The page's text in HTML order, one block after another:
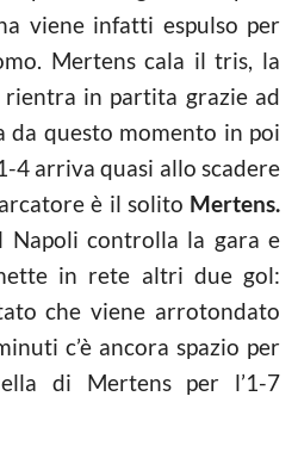
viene infatti espulso per
Mertens cala il tris, la
in partita grazie ad
da questo momento in poi
4 arriva quasi allo scadere
è il solito Mertens.
Napoli controlla la gara e
in rete altri due gol:
che viene arrotondato
c’è ancora spazio per
di Mertens per l’1-7